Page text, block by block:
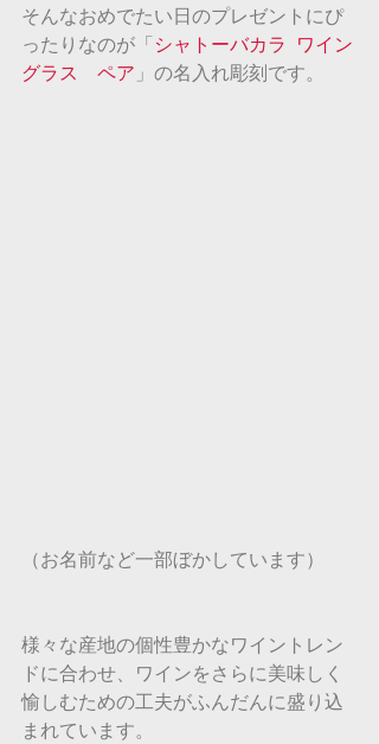
そんなおめでたい日のプレゼントにぴ
ったりなのが「シャトーバカラ  ワイン
グラス　ペア 」の名入れ彫刻です。
（お名前など一部ぼかしています）
様々な産地の個性豊かなワイントレン
ドに合わせ、ワインをさらに美味しく
愉しむための工夫がふんだんに盛り込
まれています。